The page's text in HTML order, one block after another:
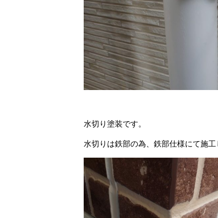
水切り塗装です。
水切りは鉄部の為、鉄部仕様にて施